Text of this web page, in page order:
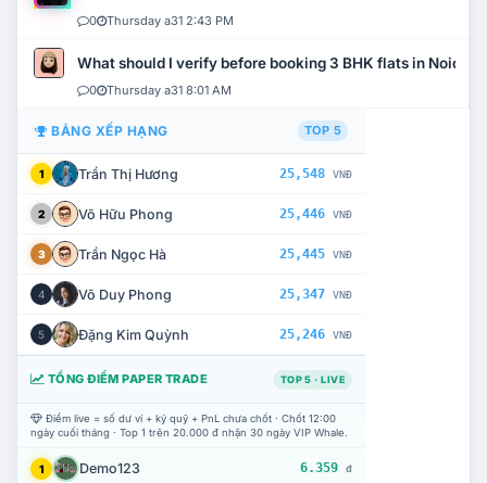
0 Thursday a31 2:43 PM
What should I verify before booking 3 BHK flats in Noida?
0 Thursday a31 8:01 AM
BẢNG XẾP HẠNG TOP 5
1 Trần Thị Hương 25,548 VNĐ
2 Võ Hữu Phong 25,446 VNĐ
3 Trần Ngọc Hà 25,445 VNĐ
4 Võ Duy Phong 25,347 VNĐ
5 Đặng Kim Quỳnh 25,246 VNĐ
TỔNG ĐIỂM PAPER TRADE TOP 5 · LIVE
Điểm live = số dư ví + ký quỹ + PnL chưa chốt · Chốt 12:00
ngày cuối tháng · Top 1 trên 20.000 đ nhận 30 ngày VIP Whale.
1 Demo123 6.359 đ